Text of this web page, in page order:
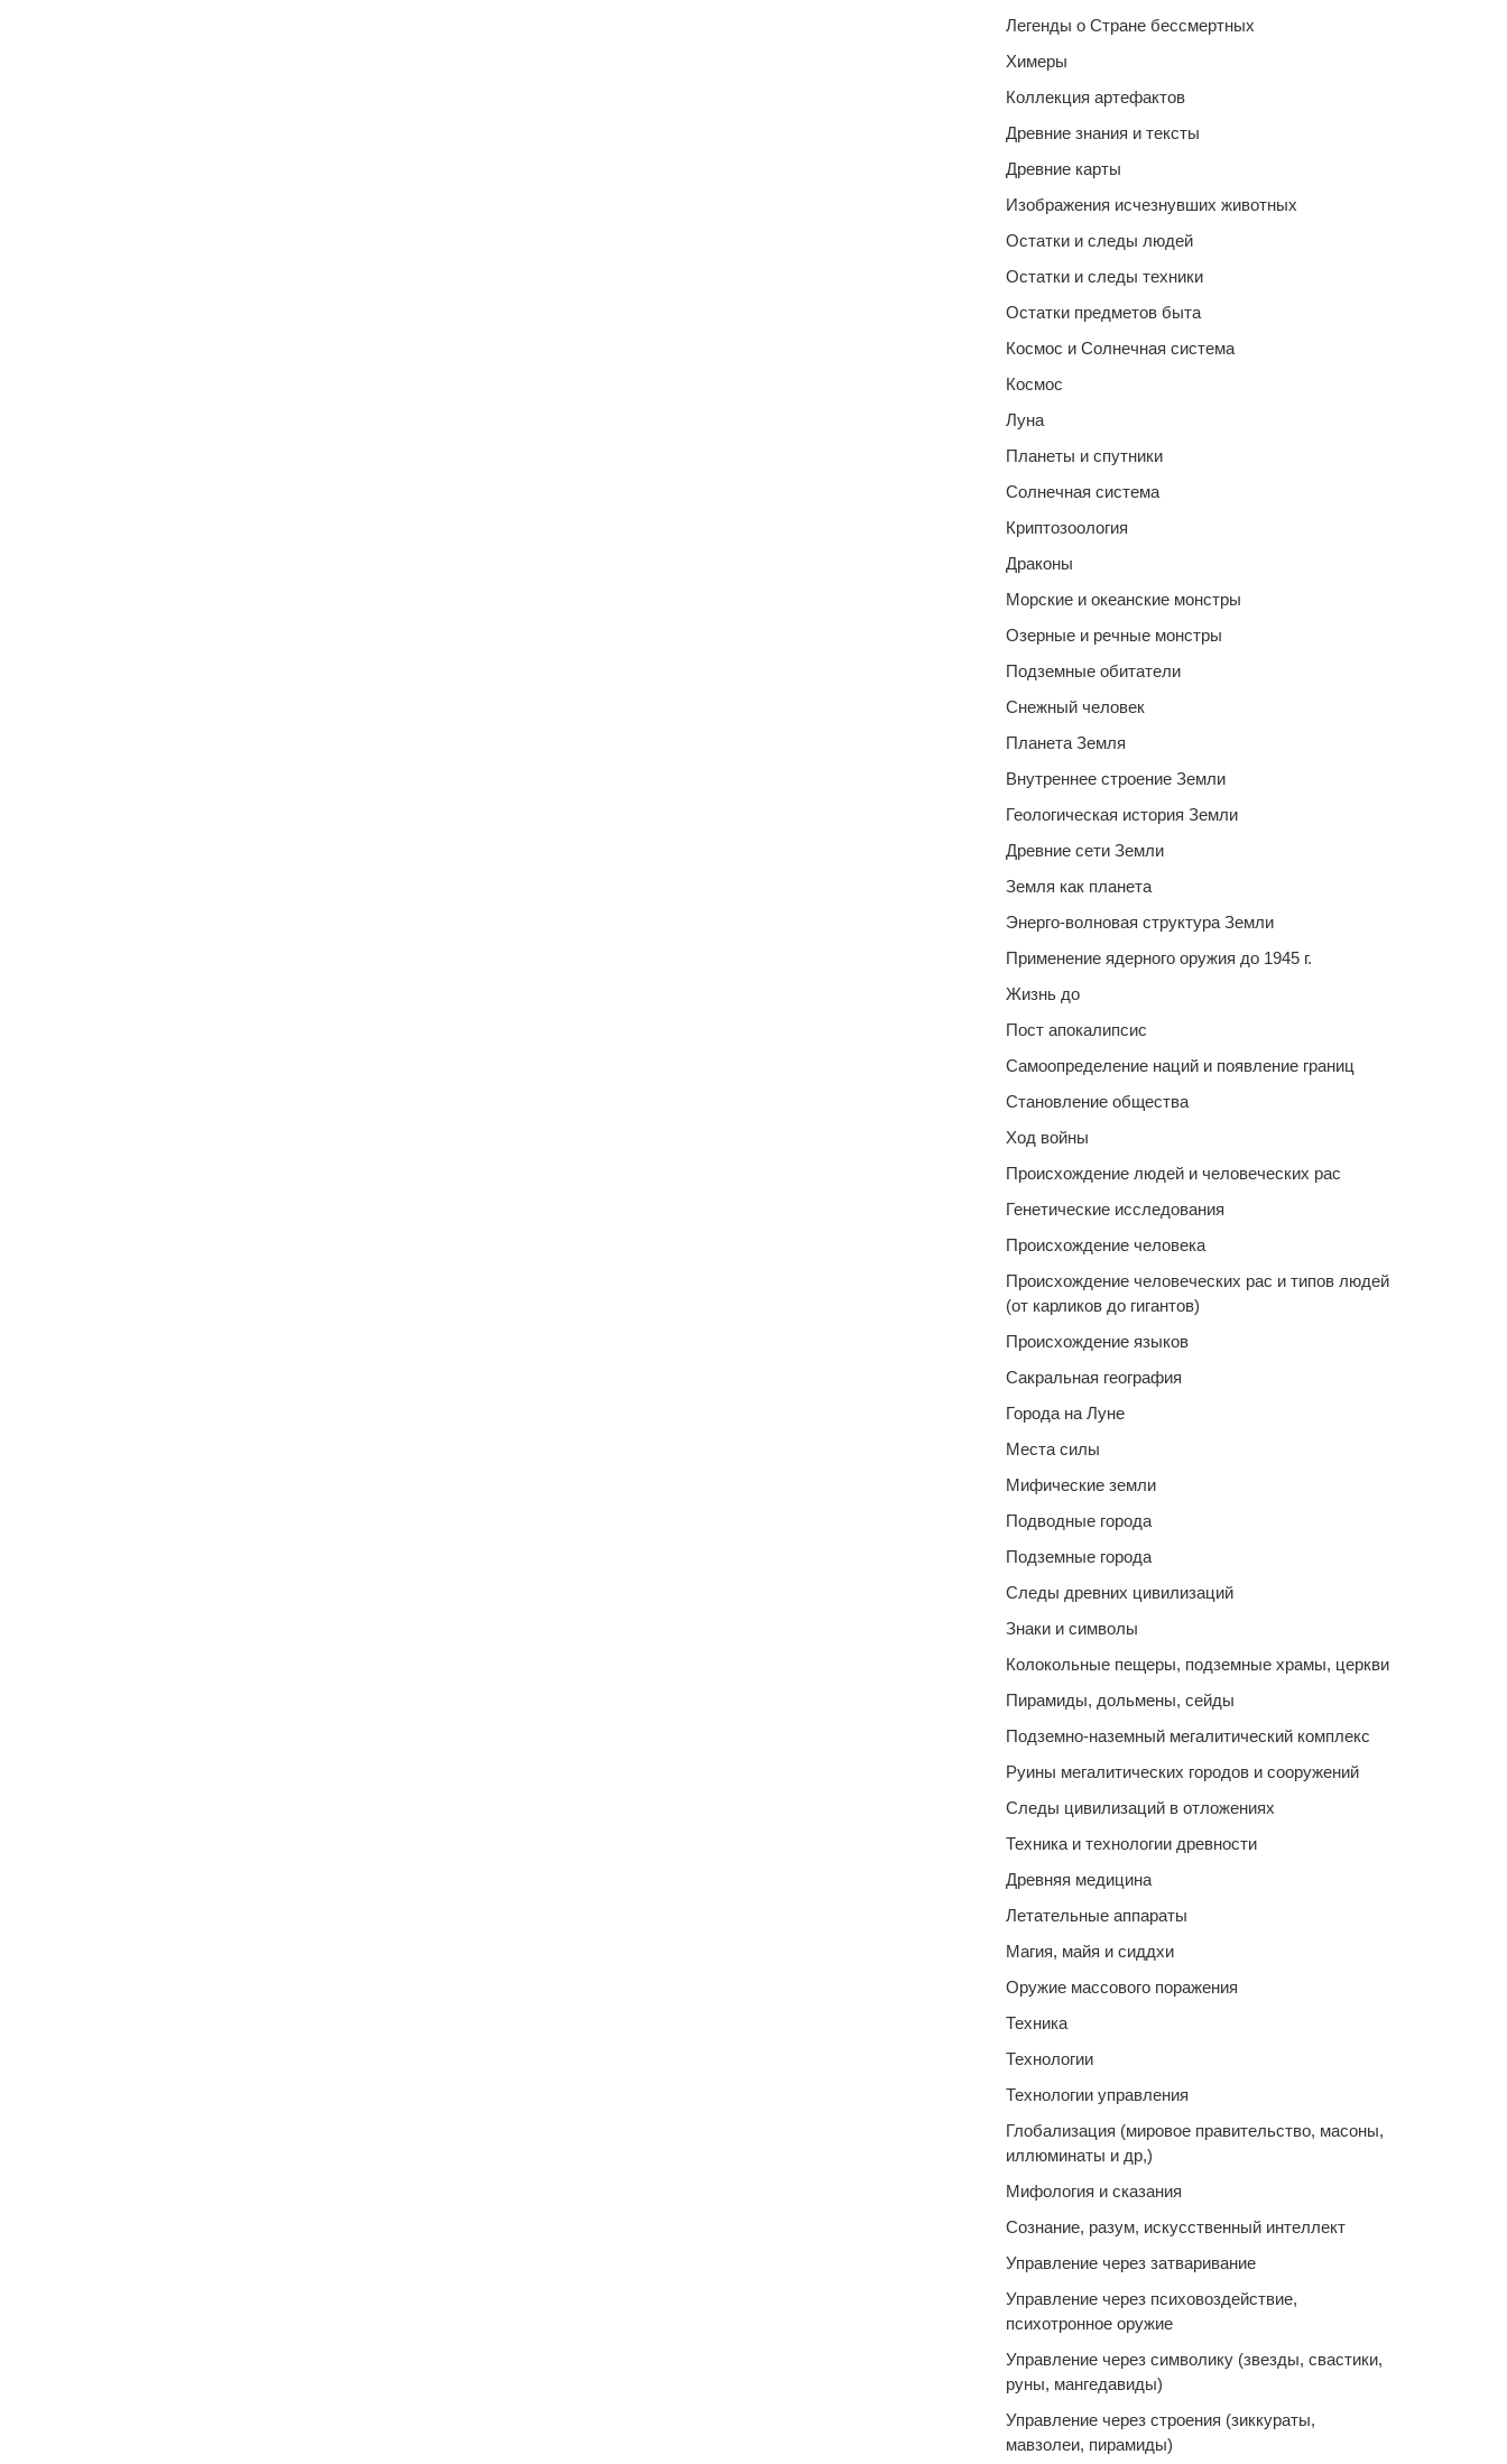
Легенды о Стране бессмертных
Химеры
Коллекция артефактов
Древние знания и тексты
Древние карты
Изображения исчезнувших животных
Остатки и следы людей
Остатки и следы техники
Остатки предметов быта
Космос и Солнечная система
Космос
Луна
Планеты и спутники
Солнечная система
Криптозоология
Драконы
Морские и океанские монстры
Озерные и речные монстры
Подземные обитатели
Снежный человек
Планета Земля
Внутреннее строение Земли
Геологическая история Земли
Древние сети Земли
Земля как планета
Энерго-волновая структура Земли
Применение ядерного оружия до 1945 г.
Жизнь до
Пост апокалипсис
Самоопределение наций и появление границ
Становление общества
Ход войны
Происхождение людей и человеческих рас
Генетические исследования
Происхождение человека
Происхождение человеческих рас и типов людей
(от карликов до гигантов)
Происхождение языков
Сакральная география
Города на Луне
Места силы
Мифические земли
Подводные города
Подземные города
Следы древних цивилизаций
Знаки и символы
Колокольные пещеры, подземные храмы, церкви
Пирамиды, дольмены, сейды
Подземно-наземный мегалитический комплекс
Руины мегалитических городов и сооружений
Следы цивилизаций в отложениях
Техника и технологии древности
Древняя медицина
Летательные аппараты
Магия, майя и сиддхи
Оружие массового поражения
Техника
Технологии
Технологии управления
Глобализация (мировое правительство, масоны,
иллюминаты и др,)
Мифология и сказания
Сознание, разум, искусственный интеллект
Управление через затваривание
Управление через психовоздействие,
психотронное оружие
Управление через символику (звезды, свастики,
руны, мангедавиды)
Управление через строения (зиккураты,
мавзолеи, пирамиды)